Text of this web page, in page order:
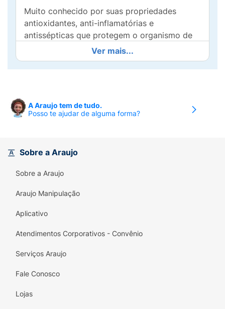
Muito conhecido por suas propriedades
antioxidantes, anti-inflamatórias e
antissépticas que protegem o organismo de
bactérias e fungos devido à substância
gingerol – substancia responsável pela ação
termogênica e o sabor picante.
Sugestão de uso: Consumir de 3 a 4 colheres
Ver mais...
A Araujo tem de tudo.
Posso te ajudar de alguma forma?
Sobre a Araujo
Sobre a Araujo
Araujo Manipulação
Aplicativo
Atendimentos Corporativos - Convênio
Serviços Araujo
Fale Conosco
Lojas